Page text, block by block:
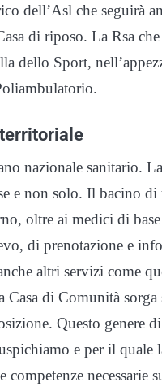
dell’Asl che seguirà
di riposo. La Rsa
dello Sport,
nazionale sanitario.
e non solo. Il bacino di
oltre ai medici di
di prenotazione e
altri servizi come
di Comunità
Questo genere
e per il quale
necessarie